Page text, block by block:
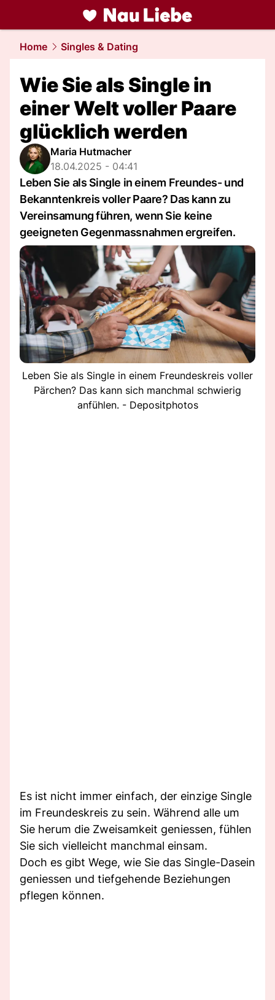
liebe.NAU.ch
Home Singles & Dating
Wie Sie als Single in
einer Welt voller Paare
glücklich werden
Maria Hutmacher
18.04.2025 - 04:41
Leben Sie als Single in einem Freundes- und
Bekanntenkreis voller Paare? Das kann zu
Vereinsamung führen, wenn Sie keine
geeigneten Gegenmassnahmen ergreifen.
Leben Sie als Single in einem Freundeskreis voller
Pärchen? Das kann sich manchmal schwierig
anfühlen. - Depositphotos
Es ist nicht immer einfach, der einzige Single
im Freundeskreis zu sein. Während alle um
Sie herum die Zweisamkeit geniessen, fühlen
Sie sich vielleicht manchmal einsam.
Doch es gibt Wege, wie Sie das Single-Dasein
geniessen und tiefgehende Beziehungen
pflegen können.